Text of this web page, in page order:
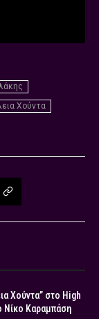
Χούντα
Χούντα” στο High
Νίκο Καραμπάση